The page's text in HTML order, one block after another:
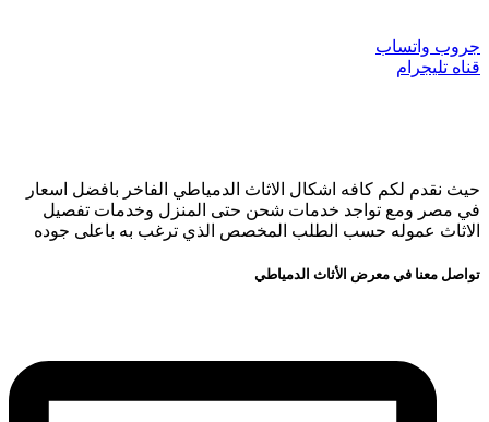
جروب واتساب
قناه تليجرام
حيث نقدم لكم كافه اشكال الاثاث الدمياطي الفاخر بافضل اسعار
في مصر ومع تواجد خدمات شحن حتى المنزل وخدمات تفصيل
الاثاث عموله حسب الطلب المخصص الذي ترغب به باعلى جوده
تواصل معنا في معرض الأثاث الدمياطي